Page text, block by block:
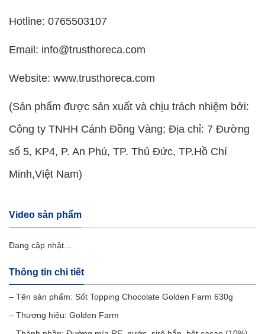
Hotline: 0765503107
Email: info@trusthoreca.com
Website: www.trusthoreca.com
(Sản phẩm được sản xuất và chịu trách nhiệm bởi:
Công ty TNHH Cánh Đồng Vàng; Địa chỉ: 7 Đường
số 5, KP4, P. An Phú, TP. Thủ Đức, TP.Hồ Chí
Minh,Việt Nam)
Video sản phẩm
Đang cập nhật...
Thông tin chi tiết
– Tên sản phẩm: Sốt Topping Chocolate Golden Farm 630g
– Thương hiệu: Golden Farm